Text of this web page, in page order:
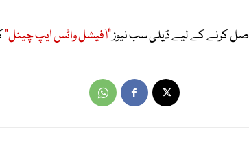
کرنے کے لیے ڈیلی سب نیوز"آفیشل واٹس ایپ چینل"